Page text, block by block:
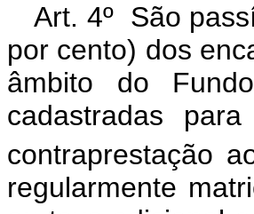
Art. 4º São
por cento) dos
âmbito do
cadastradas
contraprestação
regularmente